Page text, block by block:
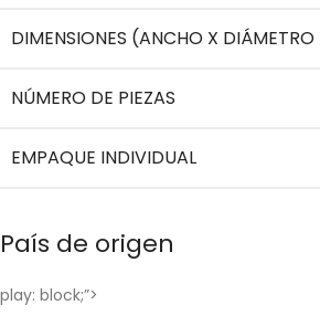
DIMENSIONES (ANCHO X
NÚMERO DE PIEZAS
EMPAQUE INDIVIDUAL
País de origen
play: block;”>